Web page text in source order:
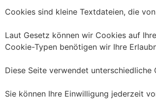
Cookies sind kleine Textdateien, die
Laut Gesetz können wir Cookies auf
Cookie-Typen benötigen wir Ihre
Diese Seite verwendet
Sie können Ihre Einwilligung jederzeit